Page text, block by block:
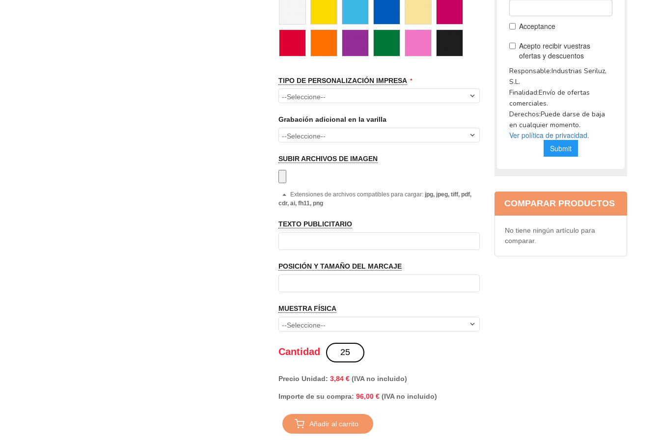
TIPO DE PERSONALIZACIÓN IMPRESA
Grabación adicional en la varilla
SUBIR ARCHIVOS DE IMAGEN
Extensiones de archivos compatibles para cargar: jpg, jpeg, tiff, pdf,
cdr, ai, fh11, png
TEXTO PUBLICITARIO
POSICIÓN Y TAMAÑO DEL MARCAJE
MUESTRA FÍSICA
Cantidad
Precio Unidad:3,84 € (IVA no incluido)
Importe de su compra: 96,00 € (IVA no incluido)
Añadir al carrito
COMPARAR PRODUCTOS
No tiene ningún artículo para
comparar.